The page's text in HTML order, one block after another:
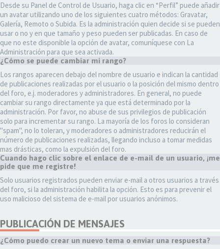
Desde su Panel de Control de Usuario, haga clic en “Perfil” puede añadir
un avatar utilizando uno de los siguientes cuatro métodos: Gravatar,
Galería, Remoto o Subida. Es la administración quien decide si se pueden
usar o no y en que tamaño y peso pueden ser publicadas. En caso de
que no este disponible la opción de avatar, comuníquese con La
Administración para que sea activada.
¿Cómo se puede cambiar mi rango?
Los rangos aparecen debajo del nombre de usuario e indican la cantidad
de publicaciones realizadas por el usuario o la posición del mismo dentro
del foro, e.j. moderadores y administradores. En general, no puede
cambiar su rango directamente ya que está determinado por la
administración. Por favor, no abuse de sus privilegios de publicación
solo para incrementar su rango. La mayoría de los foros lo consideran
"spam", no lo toleran, y moderadores o administradores reducirán el
número de publicaciones realizadas, llegando incluso a tomar medidas
mas drásticas, como la expulsión del foro.
Cuando hago clic sobre el enlace de e-mail de un usuario, ¡me
pide que me registre!
Solo usuarios registrados pueden enviar e-mail a otros usuarios a través
del foro, si la administración habilita la opción. Esto es para prevenir el
uso malicioso del sistema de e-mail por usuarios anónimos.
PUBLICACIÓN DE MENSAJES
¿Cómo puedo crear un nuevo tema o enviar una respuesta?